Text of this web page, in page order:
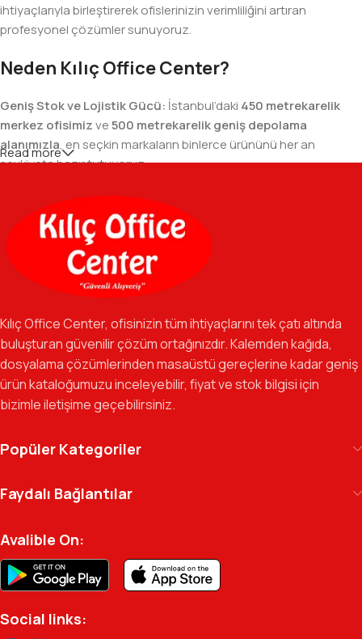
ihtiyaçlarıyla birleştirerek ofislerinizin verimliliğini artıran
profesyonel çözümler sunuyoruz.
Neden Kılıç Office Center?
Geniş Stok ve Lojistik Gücü: İstanbul’daki 450 metrekarelik
merkez ofisimizve500 metrekarelik geniş depolama
alanımızla, en seçkin markaların binlerce ürününü her an
sevkiyata hazır tutuyoruz.
Geniş Ürün Yelpazesi:Temel kırtasiye malzemelerinden teknik
ofis gereçlerine kadar, iş hayatınızda ihtiyaç duyduğunuz her
şeyi tek bir çatı altında, en uygun fiyat avantajlarıyla bulmanızı
sağlıyoruz.
Özverili Takım Ruhu:İşini tutkuyla yapan, güler yüzlü ve çözüm
güvenilir bir yol arkadaşı olmayı hedefliyoruz.
Gelecek Vizyonu:Kurumsal kimliğimizi yeni iş birlikleri ve global
markalarla güçlendirerek, Türkiye genelinde müşteri ağımızı her
geçen gün büyütmeye devam ediyoruz.
Kılıç Office Center
arşivinizdeki dosyaya kadar her detayda yanınızda.
Ofisinizin enerjisini ve verimliliğini artırmak için
profesyonel kadromuzla hizmetinizdeyiz.
Read more
Kılıç Office Center, ofisinizin tüm ihtiyaçlarını tek çatı altında
buluşturan güvenilir çözüm ortağınızdır. Kalemden kağıda,
dosyalama çözümlerinden masaüstü gereçlerine kadar geniş
ürün kataloğumuzu inceleyebilir, fiyat ve stok bilgisi için
bizimle iletişime geçebilirsiniz.
Popüler Kategoriler
Faydalı Bağlantılar
Avalible On:
Social links: